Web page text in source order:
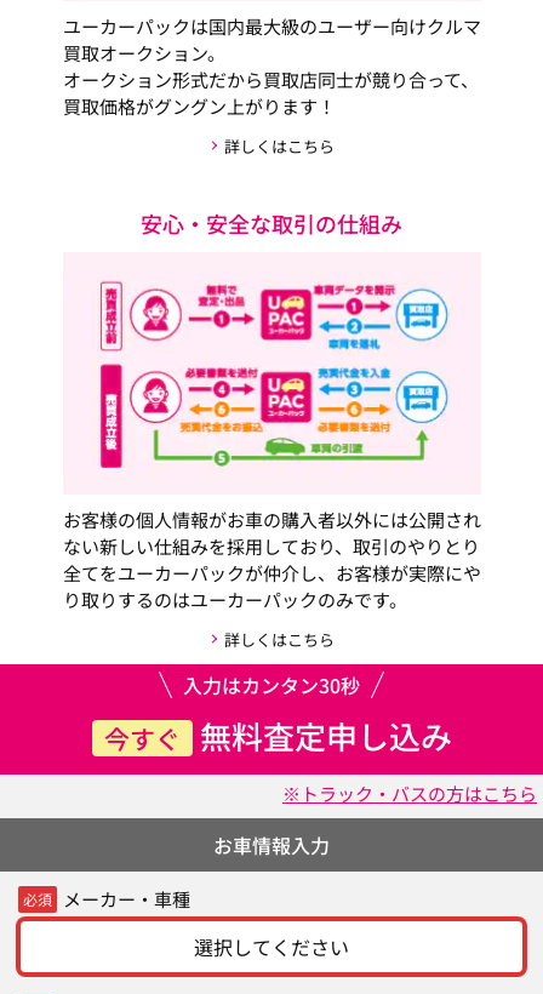
ユーカーパックは国内最大級のユーザー向けクルマ
買取オークション。
オークション形式だから買取店同士が競り合って、
買取価格がグングン上がります！
詳しくはこちら
安心・安全な取引の仕組み
お客様の個人情報がお車の購入者以外には公開され
ない新しい仕組みを採用しており、取引のやりとり
全てをユーカーパックが仲介し、お客様が実際にや
り取りするのはユーカーパックのみです。
詳しくはこちら
入力はカンタン30秒
今すぐ 無料査定申し込み
※トラック・バスの方はこちら
お車情報入力
必須 メーカー・車種
選択してください